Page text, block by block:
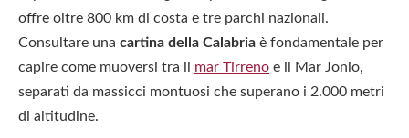
offre oltre 800 km di costa e tre parchi nazionali.
Consultare una cartina della Calabria è fondamentale per
capire come muoversi tra il mar Tirreno e il Mar Jonio,
separati da massicci montuosi che superano i 2.000 metri
di altitudine.